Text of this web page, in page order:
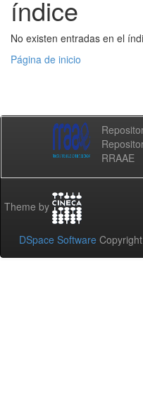
índice
No existen entradas en el
Página de inicio
RRAAE
Theme by
DSpace Software